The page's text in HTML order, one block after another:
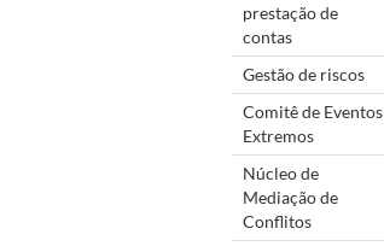
prestação de
contas
Gestão de riscos
Comitê de Eventos
Extremos
Núcleo de
Mediação de
Conflitos